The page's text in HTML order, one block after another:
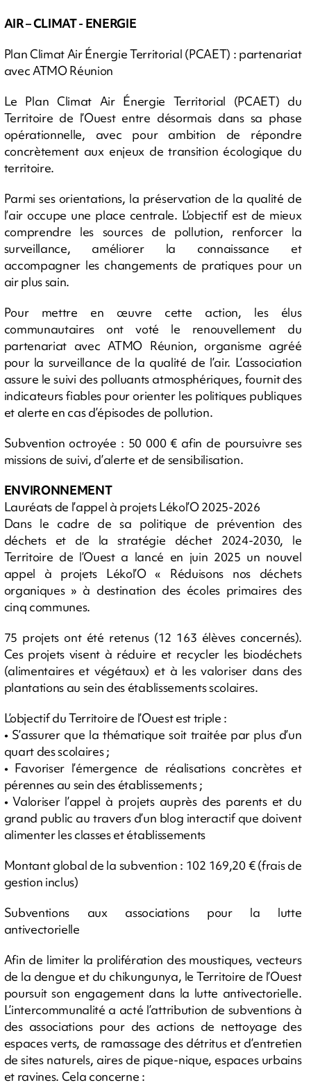
AIR – CLIMAT - ENERGIE
Plan Climat Air Énergie Territorial (PCAET) : partenariat
avec ATMO Réunion
Le Plan Climat Air Énergie Territorial (PCAET) du
Territoire de l’Ouest entre désormais dans sa phase
opérationnelle, avec pour ambition de répondre
concrètement aux enjeux de transition écologique du
territoire.
Parmi ses orientations, la préservation de la qualité de
l’air occupe une place centrale. L’objectif est de mieux
comprendre les sources de pollution, renforcer la
surveillance, améliorer la connaissance et
accompagner les changements de pratiques pour un
air plus sain.
Pour mettre en œuvre cette action, les élus
communautaires ont voté le renouvellement du
partenariat avec ATMO Réunion, organisme agréé
pour la surveillance de la qualité de l’air. L’association
assure le suivi des polluants atmosphériques, fournit des
indicateurs fiables pour orienter les politiques publiques
et alerte en cas d’épisodes de pollution.
Subvention octroyée : 50 000 € afin de poursuivre ses
missions de suivi, d’alerte et de sensibilisation.
ENVIRONNEMENT
Lauréats de l’appel à projets Lékol’O 2025-2026
Dans le cadre de sa politique de prévention des
déchets et de la stratégie déchet 2024-2030, le
Territoire de l’Ouest a lancé en juin 2025 un nouvel
appel à projets Lékol’O « Réduisons nos déchets
organiques » à destination des écoles primaires des
cinq communes.
75 projets ont été retenus (12 163 élèves concernés).
Ces projets visent à réduire et recycler les biodéchets
(alimentaires et végétaux) et à les valoriser dans des
plantations au sein des établissements scolaires.
L’objectif du Territoire de l’Ouest est triple :
• S’assurer que la thématique soit traitée par plus d’un
quart des scolaires ;
• Favoriser l’émergence de réalisations concrètes et
pérennes au sein des établissements ;
• Valoriser l’appel à projets auprès des parents et du
grand public au travers d’un blog interactif que doivent
alimenter les classes et établissements
Montant global de la subvention : 102 169,20 € (frais de
gestion inclus)
Subventions aux associations pour la lutte
antivectorielle
Afin de limiter la prolifération des moustiques, vecteurs
de la dengue et du chikungunya, le Territoire de l’Ouest
poursuit son engagement dans la lutte antivectorielle.
L’intercommunalité a acté l’attribution de subventions à
des associations pour des actions de nettoyage des
espaces verts, de ramassage des détritus et d’entretien
de sites naturels, aires de pique-nique, espaces urbains
et ravines. Cela concerne :